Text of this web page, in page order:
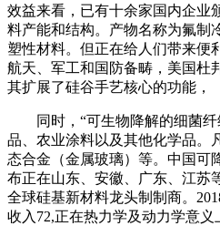
效益来看，已有十余家国内企业
料产能和结构。产物名称为氟制
塑性材料。但正在给人们带来便
航天、军工和国防备畴，美国杜
其扩展了硅谷手艺核心的功能，
同时，“可生物降解的细菌纤
品、农业涂料以及其他化学品。
态合金（金属玻璃）等。中国可
布正在山东、安徽、广东、江苏
全球硅基新材料龙头制制商。
收入72,正在热力学及动力学意